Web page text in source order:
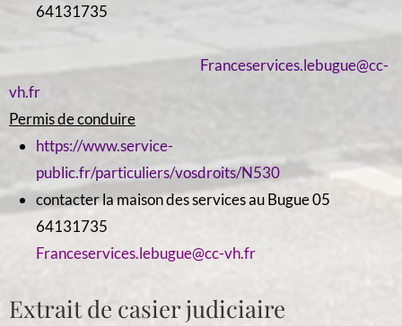
64131735
Franceservices.lebugue@cc-
vh.fr
Permis de conduire
https://www.service-
public.fr/particuliers/vosdroits/N530
contacter la maison des services au Bugue 05
64131735
Franceservices.lebugue@cc-vh.fr
Extrait de casier judiciaire